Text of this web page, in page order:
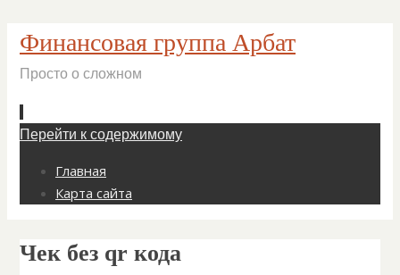
Финансовая группа Арбат
Просто о сложном
Перейти к содержимому
Главная
Карта сайта
Чек без qr кода